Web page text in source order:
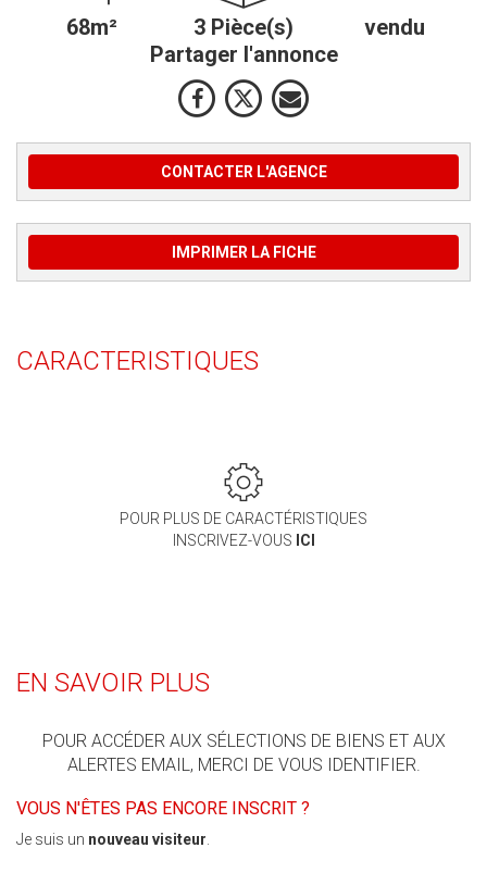
68m² 3 Pièce(s)
vendu
Partager l'annonce
CONTACTER L'AGENCE
IMPRIMER LA FICHE
CARACTERISTIQUES
POUR PLUS DE CARACTÉRISTIQUES
INSCRIVEZ-VOUS ICI
EN SAVOIR PLUS
POUR ACCÉDER AUX SÉLECTIONS DE BIENS ET AUX
ALERTES EMAIL, MERCI DE VOUS IDENTIFIER.
VOUS N'ÊTES PAS ENCORE INSCRIT ?
Je suis un nouveau visiteur.